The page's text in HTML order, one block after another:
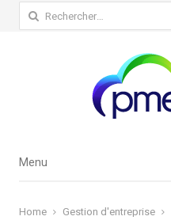
Rechercher :
Menu
Menu
Home Gestion d'entreprise